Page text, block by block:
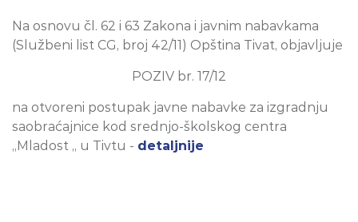
Na osnovu čl. 62 i 63 Zakona i javnim nabavkama
(Službeni list CG, broj 42/11) Opština Tivat, objavljuje
POZIV br. 17/12
na otvoreni postupak javne nabavke za izgradnju
saobraćajnice kod srednjo-školskog centra
„Mladost „ u Tivtu - detaljnije